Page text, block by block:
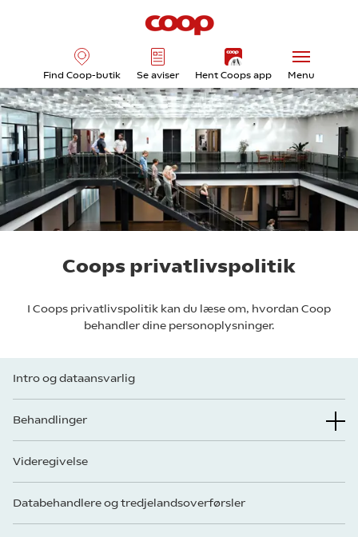
Find Coop-butik Se aviser Hent Coops app Menu
Coops privatlivspolitik
I Coops privatlivspolitik kan du læse om, hvordan Coop
behandler dine personoplysninger.
Intro og dataansvarlig
Behandlinger
Videregivelse
Databehandlere og tredjelandsoverførsler